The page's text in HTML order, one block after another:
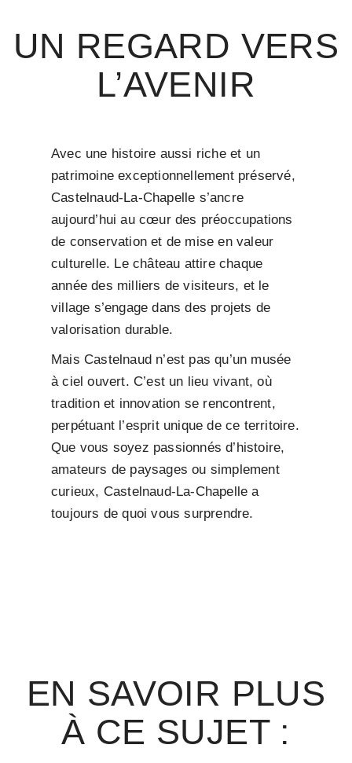
UN REGARD VERS
L’AVENIR
Avec une histoire aussi riche et un
patrimoine exceptionnellement préservé,
Castelnaud-La-Chapelle s’ancre
aujourd’hui au cœur des préoccupations
de conservation et de mise en valeur
culturelle. Le château attire chaque
année des milliers de visiteurs, et le
village s’engage dans des projets de
valorisation durable.
Mais Castelnaud n’est pas qu’un musée
à ciel ouvert. C’est un lieu vivant, où
tradition et innovation se rencontrent,
perpétuant l’esprit unique de ce territoire.
Que vous soyez passionnés d’histoire,
amateurs de paysages ou simplement
curieux, Castelnaud-La-Chapelle a
toujours de quoi vous surprendre.
EN SAVOIR PLUS
À CE SUJET :